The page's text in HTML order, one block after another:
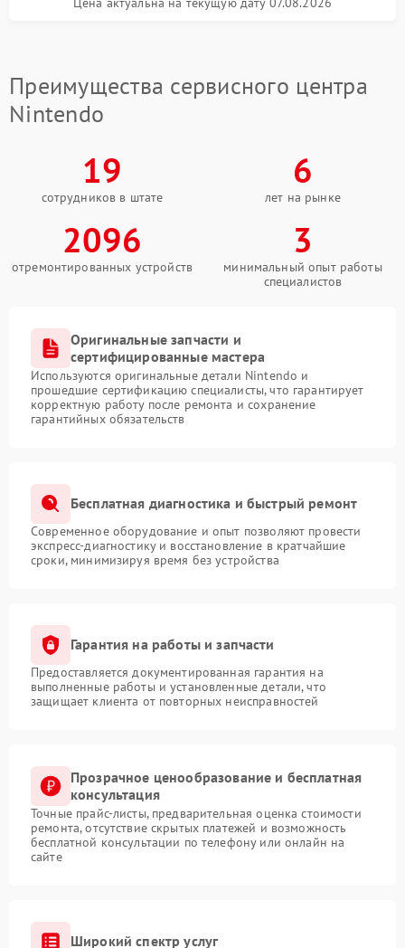
Преимущества сервисного центра
Nintendo
19
сотрудников в штате
6
лет на рынке
2096
отремонтированных устройств
3
минимальный опыт работы
специалистов
Оригинальные запчасти и
сертифицированные мастера
Используются оригинальные детали Nintendo и
прошедшие сертификацию специалисты, что гарантирует
корректную работу после ремонта и сохранение
гарантийных обязательств
Бесплатная диагностика и быстрый ремонт
Современное оборудование и опыт позволяют провести
экспресс-диагностику и восстановление в кратчайшие
сроки, минимизируя время без устройства
Гарантия на работы и запчасти
Предоставляется документированная гарантия на
выполненные работы и установленные детали, что
защищает клиента от повторных неисправностей
Прозрачное ценообразование и бесплатная
консультация
Точные прайс-листы, предварительная оценка стоимости
ремонта, отсутствие скрытых платежей и возможность
бесплатной консультации по телефону или онлайн на
сайте
Широкий спектр услуг